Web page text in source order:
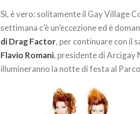
Sì, è vero: solitamente il Gay Village
settimana c’è un’eccezione ed è
di Drag Factor, per continuare con il
Flavio Romani, presidente di Arcigay
illumineranno la notte di festa al